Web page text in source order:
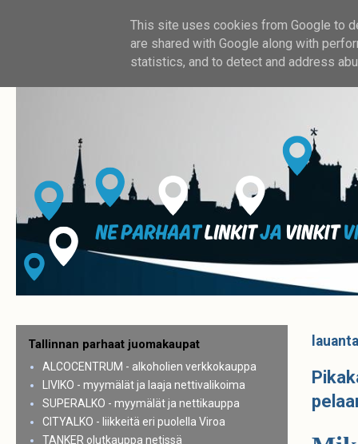
Tallinnan parhaat juomakaupat
ALCOCENTRUM - alkoholien verkkokauppa
LIVIKO - myymälät ja laaja nettivalikoima
SUPERALKO - myymälät ja nettikauppa
CITYALKO - liikkeitä eri puolella Viroa
TANKER olutkauppa netissä
This site uses cookies from Google to
are shared with Google along with
statistics, and to detect and address